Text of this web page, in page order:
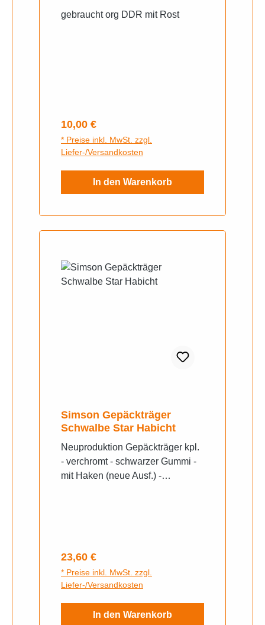
gebraucht org DDR mit Rost
Regulärer Preis:
10,00 €
* Preise inkl. MwSt. zzgl.
Liefer-/Versandkosten
In den Warenkorb
Simson Gepäckträger
Schwalbe Star Habicht
Neuproduktion Gepäckträger kpl.
- verchromt - schwarzer Gummi -
mit Haken (neue Ausf.) -
Ersatz- und Zubehörteilen, muss
der Hinweis erteilt werden, dass
durch den Dauerbetrieb (vor allem
im Winter), streusalzbedingte
Schäden entstehen können -> ein
Regulärer Preis:
23,60 €
* Preise inkl. MwSt. zzgl.
Liefer-/Versandkosten
In den Warenkorb